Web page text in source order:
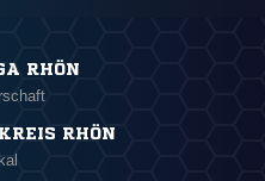
RHÖN
RHÖN